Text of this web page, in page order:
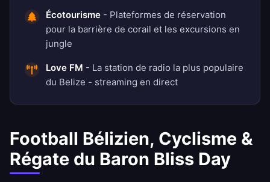
Écotourisme - Plateformes de réservation
pour la barrière de corail et les excursions en
jungle
Love FM - La station de radio la plus populaire
du Belize - streaming en direct
Football Bélizien, Cyclisme &
Régate du Baron Bliss Day